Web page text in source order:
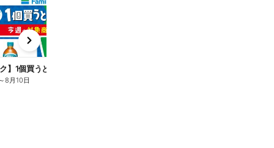
ク】1個買うと1個もらえる/麦茶
～8月10日
e
x
t